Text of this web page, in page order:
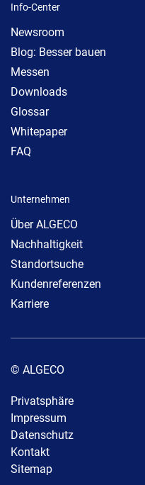
Info-Center
Newsroom
Blog: Besser bauen
Messen
Downloads
Glossar
Whitepaper
FAQ
Unternehmen
Über ALGECO
Nachhaltigkeit
Standortsuche
Kundenreferenzen
Karriere
© ALGECO
Privatsphäre
Impressum
Datenschutz
Kontakt
Sitemap